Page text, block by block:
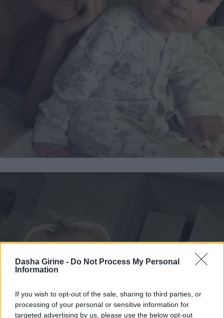
Dasha Girine - Do Not Process My Personal
Information
If you wish to opt-out of the sale, sharing to third parties, or
processing of your personal or sensitive information for
targeted advertising by us, please use the below opt-out